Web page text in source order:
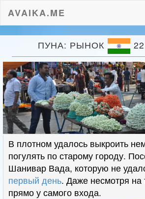
AVAIKA.ME
ПУНА: РЫНОК
В плотном удалось выкроить
погулять по старому городу.
Шанивар Вада, которую не
первый день. Даже несмотря на
прямо у самого входа.